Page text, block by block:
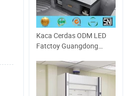
Kaca Cerdas ODM LED
Fatctoy Guangdong
Sinterstone Kabinet
Vanity Kamar Mandi (BY-